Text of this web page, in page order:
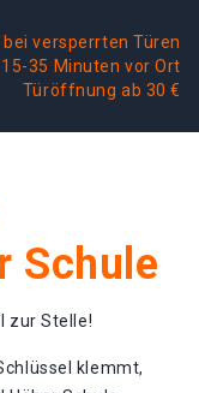
versperrten Türen
35 Minuten vor Ort
Türöffnung ab 30 €
Schule
zur Stelle!
klemmt,